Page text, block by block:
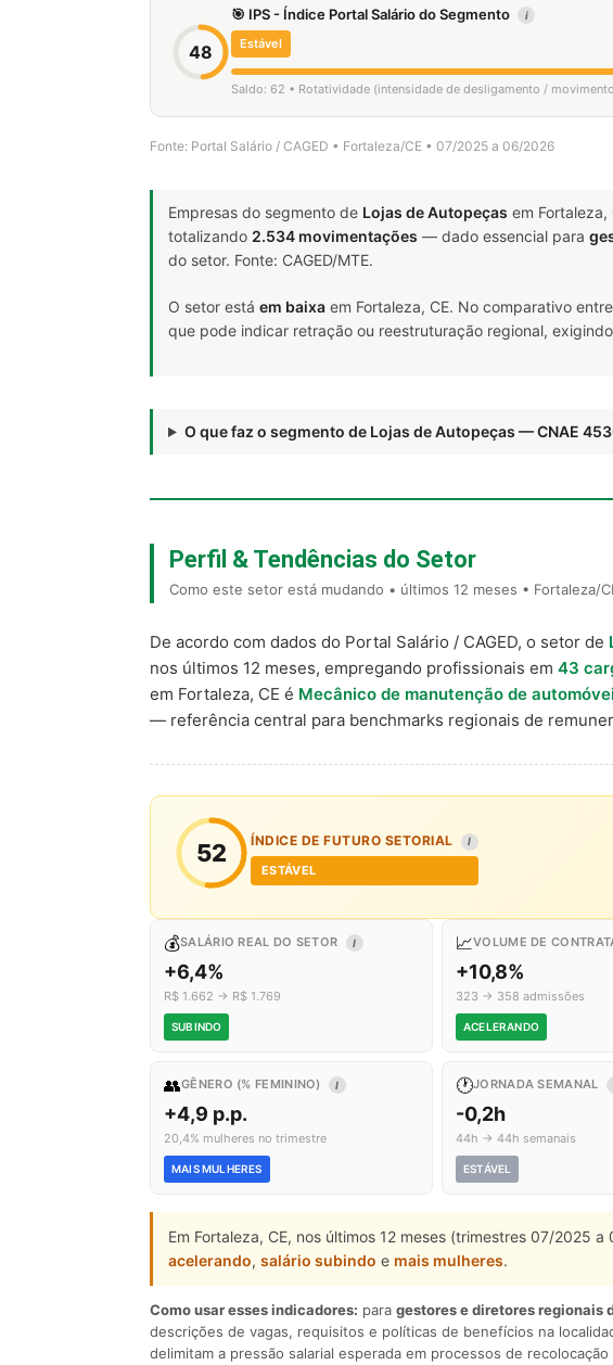
48
🎯 IPS - Índice Portal Salário do Segmento i
Estável
Saldo: 62 • Rotatividade (intensidade de desligamento /
Fonte: Portal Salário / CAGED • Fortaleza/CE • 07/2025 a 06/2026
Empresas do segmento de Lojas de Autopeças em Fortaleza,
totalizando 2.534 movimentações — dado essencial para
do setor. Fonte: CAGED/MTE.
O setor está em baixa em Fortaleza, CE. No comparativo
que pode indicar retração ou reestruturação regional,
O que faz o segmento de Lojas de Autopeças — CNAE
Perfil & Tendências do Setor
Como este setor está mudando • últimos 12 meses • Fortaleza/
De acordo com dados do Portal Salário / CAGED, o setor de
nos últimos 12 meses, empregando profissionais em 43
em Fortaleza, CE é Mecânico de manutenção de
— referência central para benchmarks regionais de
52 ÍNDICE DE FUTURO SETORIAL I
ESTÁVEL
💰SALÁRIO REAL DO SETOR I
+6,4%
R$ 1.662 → R$ 1.769
SUBINDO
📈VOLUME DE
+10,8%
323 → 358 admissões
ACELERANDO
👥GÊNERO (% FEMININO) I
+4,9 p.p.
20,4% mulheres no trimestre
MAIS MULHERES
🕐JORNADA SEMANAL
-0,2h
44h → 44h semanais
ESTÁVEL
Em Fortaleza, CE, nos últimos 12 meses (trimestres 07/2025
acelerando, salário subindo e mais mulheres.
Como usar esses indicadores: para gestores e diretores regionais
descrições de vagas, requisitos e políticas de benefícios na
delimitam a pressão salarial esperada em processos de recolocação